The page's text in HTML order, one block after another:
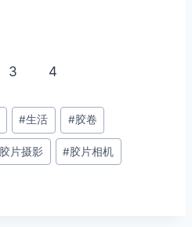
3 4
#生活 #胶卷
胶片摄影 #胶片相机